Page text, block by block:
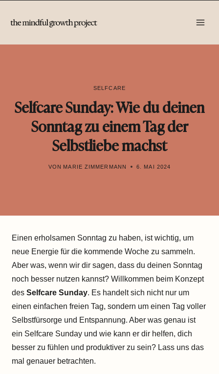
Inhalt
SELFCARE
Selfcare Sunday: Wie du deinen
Sonntag zu einem Tag der
Selbstliebe machst
VON MARIE ZIMMERMANN 6. MAI 2024
Einen erholsamen Sonntag zu haben, ist wichtig, um
neue Energie für die kommende Woche zu sammeln.
Aber was, wenn wir dir sagen, dass du deinen Sonntag
noch besser nutzen kannst? Willkommen beim Konzept
des Selfcare Sunday. Es handelt sich nicht nur um
einen einfachen freien Tag, sondern um einen Tag voller
Selbstfürsorge und Entspannung. Aber was genau ist
ein Selfcare Sunday und wie kann er dir helfen, dich
besser zu fühlen und produktiver zu sein? Lass uns das
mal genauer betrachten.